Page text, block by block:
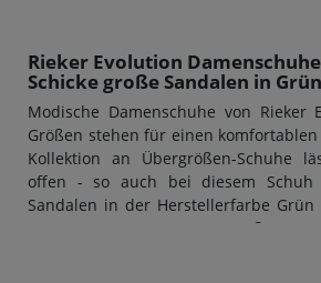
Rieker Evolution
Schicke große Sandalen in Grün
Modische Damenschuhe von Rieker
Größen stehen für einen
Kollektion an Übergrößen-Schuhe
offen - so auch bei diesem Schuh
Sandalen in der Herstellerfarbe
Nummer V8400-52. Das